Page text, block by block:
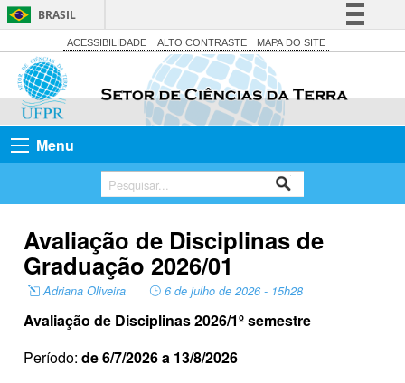
BRASIL
Simplifique!
Comunica BR
Participe
Acesso à informação
Canais
ACESSIBILIDADE ALTO CONTRASTE MAPA DO SITE
Menu
Avaliação de Disciplinas de
Graduação 2026/01
Adriana Oliveira 6 de julho de 2026 - 15h28
Avaliação de Disciplinas2026/1º semestre
Período: de 6/7/2026 a 13/8/2026